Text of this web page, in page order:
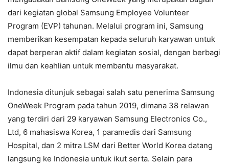
dari kegiatan global Samsung Employee Volunteer
Program (EVP) tahunan. Melalui program ini, Samsung
memberikan kesempatan kepada seluruh karyawan untuk
dapat berperan aktif dalam kegiatan sosial, dengan berbagi
ilmu dan keahlian untuk membantu masyarakat.
Indonesia ditunjuk sebagai salah satu penerima Samsung
OneWeek Program pada tahun 2019, dimana 38 relawan
yang terdiri dari 29 karyawan Samsung Electronics Co.,
Ltd, 6 mahasiswa Korea, 1 paramedis dari Samsung
Hospital, dan 2 mitra LSM dari Better World Korea datang
langsung ke Indonesia untuk ikut serta. Selain para